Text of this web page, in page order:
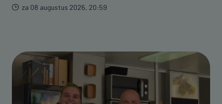
za 08 augustus 2026, 20:59